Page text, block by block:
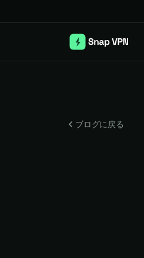
ブログに戻る